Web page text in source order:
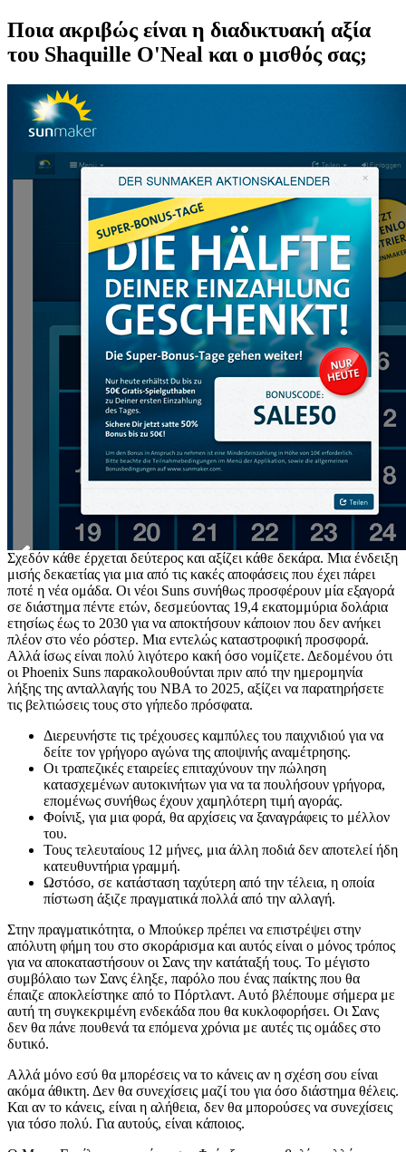
Ποια ακριβώς είναι η διαδικτυακή αξία
του Shaquille O'Neal και ο μισθός σας;
Σχεδόν κάθε έρχεται δεύτερος και αξίζει κάθε δεκάρα. Μια ένδειξη
μισής δεκαετίας για μια από τις κακές αποφάσεις που έχει πάρει
ποτέ η νέα ομάδα. Οι νέοι Suns συνήθως προσφέρουν μία εξαγορά
σε διάστημα πέντε ετών, δεσμεύοντας 19,4 εκατομμύρια δολάρια
ετησίως έως το 2030 για να αποκτήσουν κάποιον που δεν ανήκει
πλέον στο νέο ρόστερ. Μια εντελώς καταστροφική προσφορά.
Αλλά ίσως είναι πολύ λιγότερο κακή όσο νομίζετε. Δεδομένου ότι
οι Phoenix Suns παρακολουθούνται πριν από την ημερομηνία
λήξης της ανταλλαγής του NBA το 2025, αξίζει να παρατηρήσετε
τις βελτιώσεις τους στο γήπεδο πρόσφατα.
Διερευνήστε τις τρέχουσες καμπύλες του παιχνιδιού για να
δείτε τον γρήγορο αγώνα της αποψινής αναμέτρησης.
Οι τραπεζικές εταιρείες επιταχύνουν την πώληση
κατασχεμένων αυτοκινήτων για να τα πουλήσουν γρήγορα,
επομένως συνήθως έχουν χαμηλότερη τιμή αγοράς.
Φοίνιξ, για μια φορά, θα αρχίσεις να ξαναγράφεις το μέλλον
του.
Τους τελευταίους 12 μήνες, μια άλλη ποδιά δεν αποτελεί ήδη
κατευθυντήρια γραμμή.
Ωστόσο, σε κατάσταση ταχύτερη από την τέλεια, η οποία
πίστωση άξιζε πραγματικά πολλά από την αλλαγή.
Στην πραγματικότητα, ο Μπούκερ πρέπει να επιστρέψει στην
απόλυτη φήμη του στο σκοράρισμα και αυτός είναι ο μόνος τρόπος
για να αποκαταστήσουν οι Σανς την κατάταξή τους. Το μέγιστο
συμβόλαιο των Σανς έληξε, παρόλο που ένας παίκτης που θα
έπαιζε αποκλείστηκε από το Πόρτλαντ. Αυτό βλέπουμε σήμερα με
αυτή τη συγκεκριμένη ενδεκάδα που θα κυκλοφορήσει. Οι Σανς
δεν θα πάνε πουθενά τα επόμενα χρόνια με αυτές τις ομάδες στο
δυτικό.
Αλλά μόνο εσύ θα μπορέσεις να το κάνεις αν η σχέση σου είναι
ακόμα άθικτη. Δεν θα συνεχίσεις μαζί του για όσο διάστημα θέλεις.
Και αν το κάνεις, είναι η αλήθεια, δεν θα μπορούσες να συνεχίσεις
για τόσο πολύ. Για αυτούς, είναι κάποιος.